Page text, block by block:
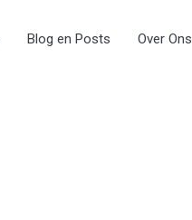
Blog en Posts Over Ons